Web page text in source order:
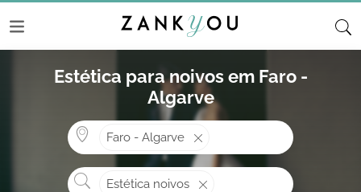
Estética para noivos em Faro -
Algarve
Faro - Algarve
Estética noivos